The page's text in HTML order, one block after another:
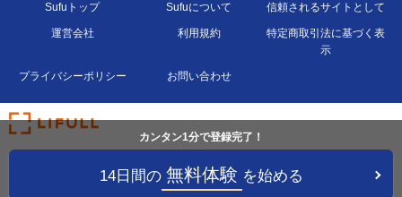
カンタン1分で登録完了！
14日間の 無料体験 を始める
Sufuトップ Sufuについて 信頼されるサイトとして
運営会社 利用規約
特定商取引法に基づく表
示
プライバシーポリシー お問い合わせ